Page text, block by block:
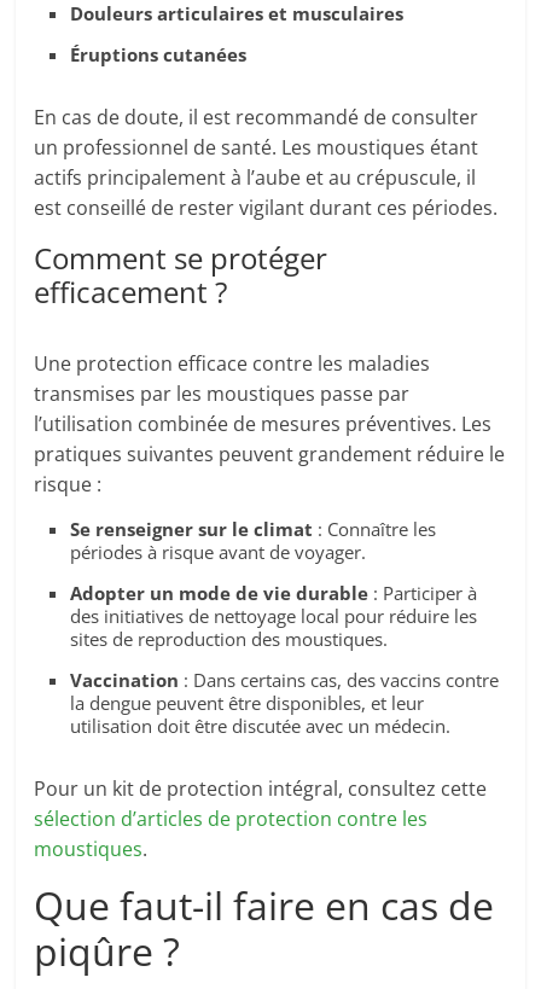
Douleurs articulaires et musculaires
Éruptions cutanées
En cas de doute, il est recommandé de consulter
un professionnel de santé. Les moustiques étant
actifs principalement à l’aube et au crépuscule, il
est conseillé de rester vigilant durant ces périodes.
Comment se protéger
efficacement ?
Une protection efficace contre les maladies
transmises par les moustiques passe par
l’utilisation combinée de mesures préventives. Les
pratiques suivantes peuvent grandement réduire le
risque :
Se renseigner sur le climat : Connaître les
périodes à risque avant de voyager.
Adopter un mode de vie durable : Participer à
des initiatives de nettoyage local pour réduire les
sites de reproduction des moustiques.
Vaccination : Dans certains cas, des vaccins contre
la dengue peuvent être disponibles, et leur
utilisation doit être discutée avec un médecin.
Pour un kit de protection intégral, consultez cette
sélection d’articles de protection contre les
moustiques.
Que faut-il faire en cas de
piqûre ?